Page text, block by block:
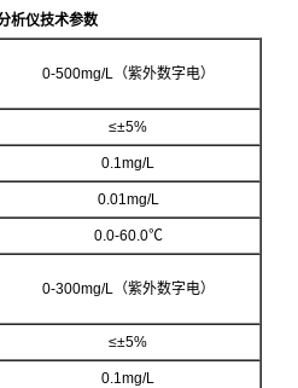
析仪技术参数
0-500mg/L（紫外数字电）
≤±5%
0.1mg/L
0.01mg/L
0.0-60.0℃
0-300mg/L（紫外数字电）
≤±5%
0.1mg/L